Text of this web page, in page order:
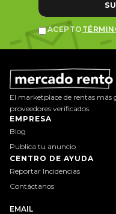
ACEPTO
El marketplace de rentas más
proveedores verificados.
EMPRESA
Blog
Publica tu anuncio
CENTRO DE AYUDA
Reportar Incidencias
Contáctanos
EMAIL